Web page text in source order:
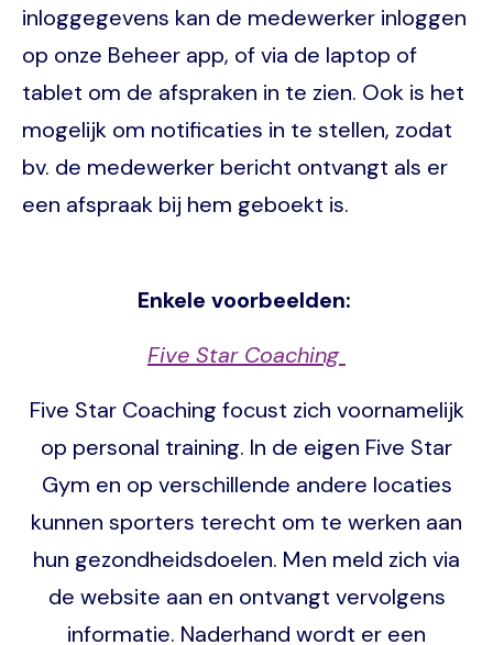
inloggegevens kan de medewerker inloggen
op onze Beheer app, of via de laptop of
tablet om de afspraken in te zien. Ook is het
mogelijk om notificaties in te stellen, zodat
bv. de medewerker bericht ontvangt als er
een afspraak bij hem geboekt is.
Enkele voorbeelden:
Five Star Coaching
Five Star Coaching focust zich voornamelijk
op personal training. In de eigen Five Star
Gym en op verschillende andere locaties
kunnen sporters terecht om te werken aan
hun gezondheidsdoelen. Men meld zich via
de website aan en ontvangt vervolgens
informatie. Naderhand wordt er een